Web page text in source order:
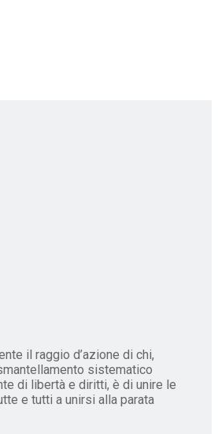
il raggio d’azione di chi,
sistematico
di libertà e diritti, è di unire le
e tutti a unirsi alla parata